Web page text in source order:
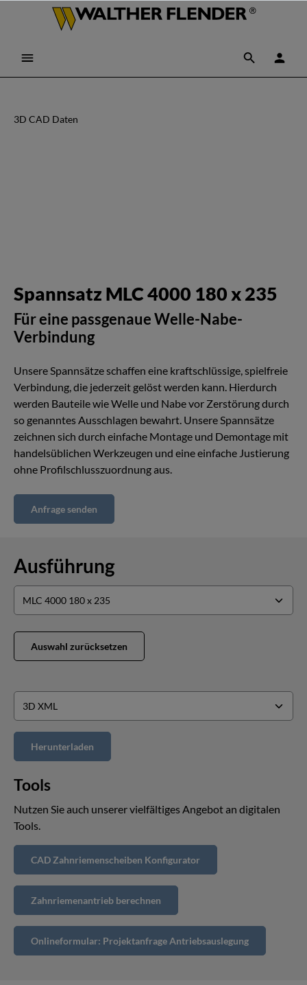
3D CAD Daten
Spannsatz MLC 4000 180 x 235
Für eine passgenaue Welle-Nabe-
Verbindung
Unsere Spannsätze schaffen eine kraftschlüssige, spielfreie
Verbindung, die jederzeit gelöst werden kann. Hierdurch
werden Bauteile wie Welle und Nabe vor Zerstörung durch
so genanntes Ausschlagen bewahrt. Unsere Spannsätze
zeichnen sich durch einfache Montage und Demontage mit
handelsüblichen Werkzeugen und eine einfache Justierung
ohne Profilschlusszuordnung aus.
Anfrage senden
Ausführung
Auswahl zurücksetzen
Tools
Nutzen Sie auch unserer vielfältiges Angebot an digitalen
Tools.
CAD Zahnriemenscheiben Konfigurator
Zahnriemenantrieb berechnen
Onlineformular: Projektanfrage Antriebsauslegung